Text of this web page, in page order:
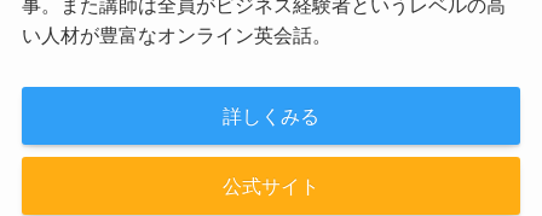
事。また講師は全員がビジネス経験者というレベルの高
い人材が豊富なオンライン英会話。
詳しくみる
公式サイト